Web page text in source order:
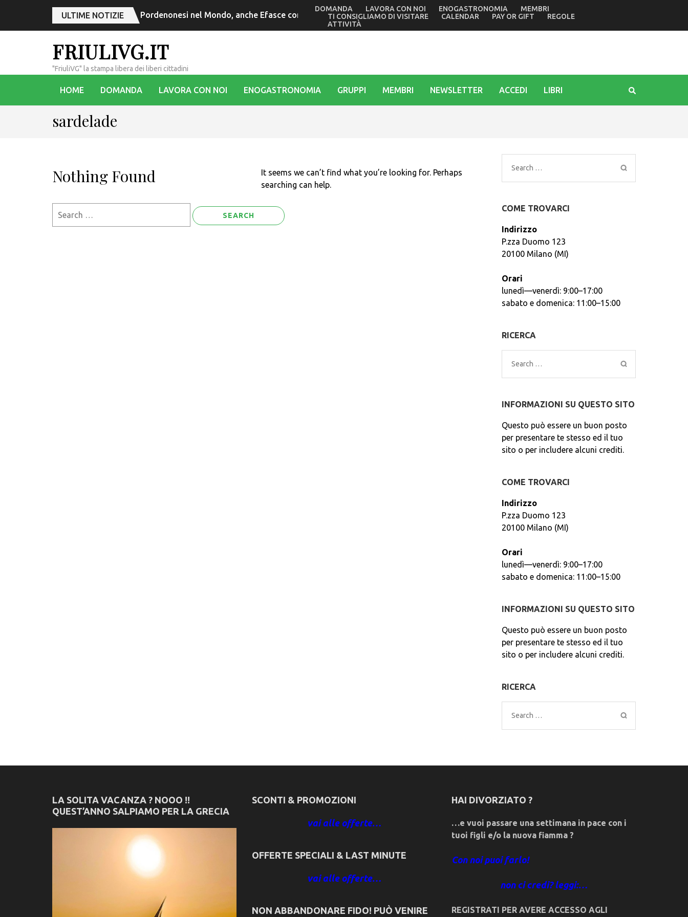
ULTIME NOTIZIE Pordenonesi nel Mondo, anche Efasce con il presidente Tubaro alle commemorazioni della tragedia di Marcinelle in Belgio di 70 anni fa
DOMANDA LAVORA CON NOI ENOGASTRONOMIA
MEMBRI
TI CONSIGLIAMO DI VISITARE
CALENDAR PAY OR GIFT
REGOLE
ATTIVITÀ
FRIULIVG.IT
"FriuliVG" la stampa libera dei liberi cittadini
HOME DOMANDA LAVORA CON NOI ENOGASTRONOMIA GRUPPI MEMBRI NEWSLETTER ACCEDI LIBRI
sardelade
Nothing Found
It seems we can’t find what you’re looking for. Perhaps
searching can help.
Search
for:
COME TROVARCI
Indirizzo
P.zza Duomo 123
20100 Milano (MI)
Orari
lunedì—venerdì: 9:00–17:00
sabato e domenica: 11:00–15:00
RICERCA
Search
for:
INFORMAZIONI SU QUESTO SITO
Questo può essere un buon posto
per presentare te stesso ed il tuo
sito o per includere alcuni crediti.
COME TROVARCI
Indirizzo
P.zza Duomo 123
20100 Milano (MI)
Orari
lunedì—venerdì: 9:00–17:00
sabato e domenica: 11:00–15:00
INFORMAZIONI SU QUESTO SITO
Questo può essere un buon posto
per presentare te stesso ed il tuo
sito o per includere alcuni crediti.
RICERCA
Search
for:
LA SOLITA VACANZA ? NOOO !!
QUEST’ANNO SALPIAMO PER LA GRECIA
SCONTI & PROMOZIONI
vai alle offerte…
OFFERTE SPECIALI & LAST MINUTE
vai alle offerte…
NON ABBANDONARE FIDO! PUÒ VENIRE
HAI DIVORZIATO ?
…e vuoi passare una settimana in pace con i
tuoi figli e/o la nuova fiamma ?
Con noi puoi farlo!
non ci credi? leggi:…
REGISTRATI PER AVERE ACCESSO AGLI